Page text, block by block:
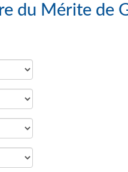
Sphère du Mérite